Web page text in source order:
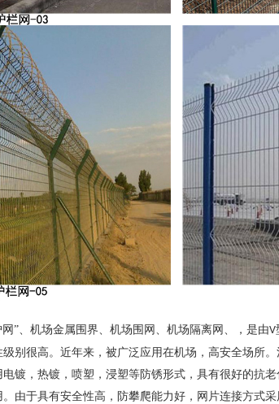
”、 机场金属围界、 机场围网、机场隔离网、，是由V
别很高。近年来，被广泛应用在机场，高安全场所
镀，热镀，喷塑，浸塑等防锈形式，具有很好的抗
由于具有安全性高，防攀爬能力好，网片连接方式采